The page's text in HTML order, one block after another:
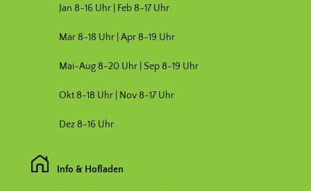
Jan 8-16 Uhr | Feb 8-17 Uhr
Mär 8-18 Uhr | Apr 8-19 Uhr
Mai-Aug 8-20 Uhr | Sep 8-19 Uhr
Okt 8-18 Uhr | Nov 8-17 Uhr
Dez 8-16 Uhr
Info & Hofladen